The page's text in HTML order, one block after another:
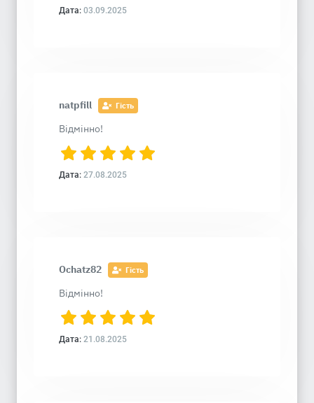
Дата: 03.09.2025
natpfill Гість
Відмінно!
Дата: 27.08.2025
Ochatz82 Гість
Відмінно!
Дата: 21.08.2025